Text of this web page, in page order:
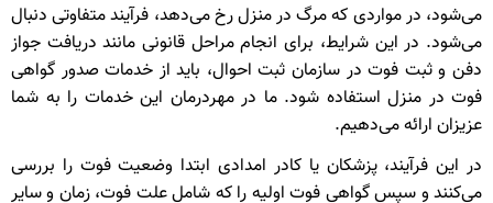
می‌شود، در مواردی که مرگ در منزل رخ می‌دهد، فرآیند متفاوتی دنبال
می‌شود. در این شرایط، برای انجام مراحل قانونی مانند دریافت جواز
دفن و ثبت فوت در سازمان ثبت احوال، باید از خدمات صدور گواهی
فوت در منزل استفاده شود. ما در مهردرمان این خدمات را به شما
عزیزان ارائه می‌دهیم.
در این فرآیند، پزشکان یا کادر امدادی ابتدا وضعیت فوت را بررسی
می‌کنند و سپس گواهی فوت اولیه را که شامل علت فوت، زمان و سایر